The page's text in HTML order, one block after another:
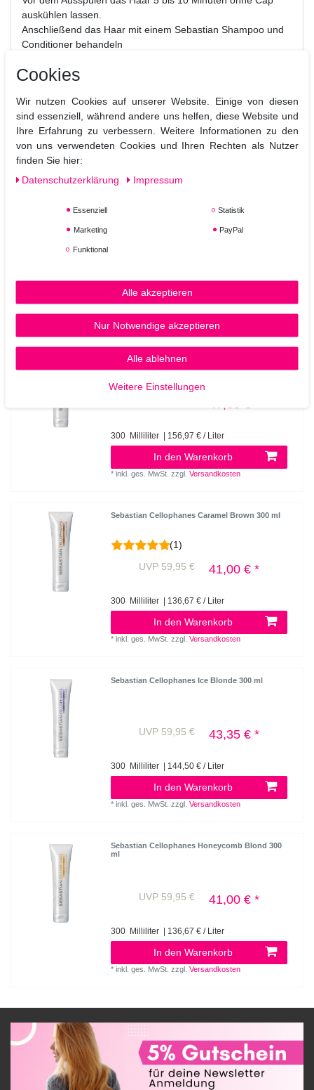
auskühlen lassen.
Anschließend das Haar mit einem Sebastian Shampoo und
Conditioner behandeln
Ähnliche Artikel
47,09 € *
300 Milliliter | 156,97 € / Liter
In den Warenkorb
*inkl. ges. MwSt. zzgl.Versandkosten
Sebastian Cellophanes Caramel Brown 300 ml
(1)
UVP 59,95 €
41,00 € *
300 Milliliter | 136,67 € / Liter
In den Warenkorb
*inkl. ges. MwSt. zzgl.Versandkosten
Sebastian Cellophanes Ice Blonde 300 ml
UVP 59,95 € 43,35 € *
300 Milliliter | 144,50 € / Liter
In den Warenkorb
*inkl. ges. MwSt. zzgl.Versandkosten
Sebastian Cellophanes Honeycomb Blond 300
ml
UVP 59,95 € 41,00 € *
300 Milliliter | 136,67 € / Liter
In den Warenkorb
*inkl. ges. MwSt. zzgl.Versandkosten
Cookies
Wir nutzen Cookies auf unserer Website. Einige von diesen
sind essenziell, während andere uns helfen, diese Website und
Ihre Erfahrung zu verbessern. Weitere Informationen zu den
von uns verwendeten Cookies und Ihren Rechten als Nutzer
finden Sie hier:
Daten­schutz­erklärung
Impressum
Essenziell Statistik
Marketing PayPal
Funktional
Alle akzeptieren
Nur Notwendige akzeptieren
Alle ablehnen
Weitere Einstellungen